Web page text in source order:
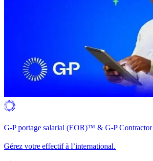
G-P portage salarial (EOR)™ & G-P Contractor​​
Gérez votre effectif à l’international.​​